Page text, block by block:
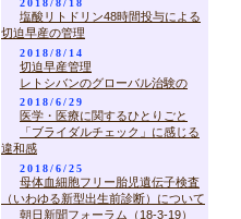
2018/8/18
塩酸リトドリン48時間投与による
切迫早産の管理
2018/8/14
切迫早産管理
レトシバンのグローバル治験の
2018/6/29
医学・医療に関するひとりごと
「ブライダルチェック」に感じる
違和感
2018/6/25
母体血細胞フリー胎児遺伝子検査
（いわゆる新型出生前診断）について
朝日新聞フォーラム（18-3-19）